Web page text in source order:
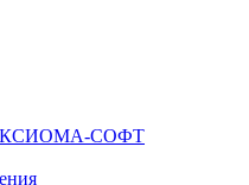
АКСИОМА-СОФТ